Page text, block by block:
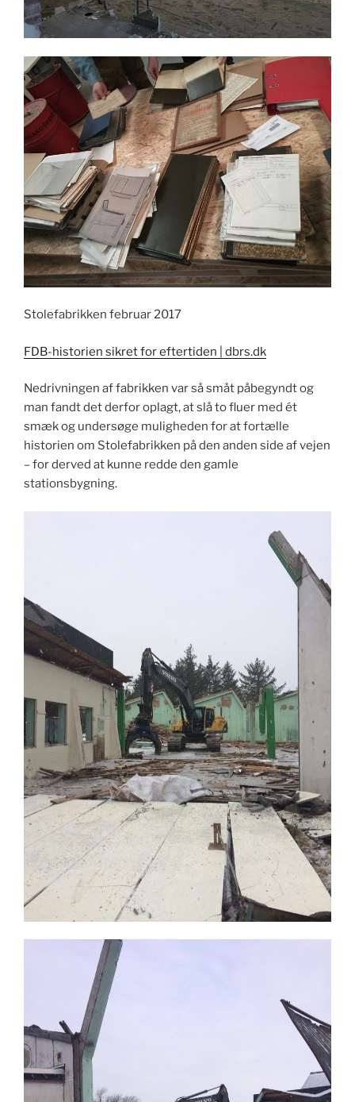
Stolefabrikken februar 2017
FDB-historien sikret for eftertiden | dbrs.dk
Nedrivningen af fabrikken var så småt påbegyndt og
man fandt det derfor oplagt, at slå to fluer med ét
smæk og undersøge muligheden for at fortælle
historien om Stolefabrikken på den anden side af vejen
– for derved at kunne redde den gamle
stationsbygning.